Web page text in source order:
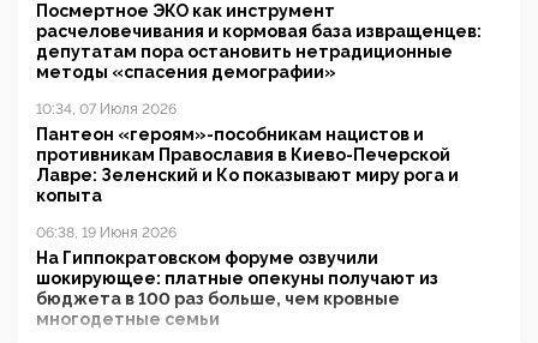
Посмертное ЭКО как инструмент
расчеловечивания и кормовая база извращенцев:
депутатам пора остановить нетрадиционные
методы «спасения демографии»
10:34, 07 Июля 2026
Пантеон «героям»-пособникам нацистов и
противникам Православия в Киево-Печерской
Лавре: Зеленский и Ко показывают миру рога и
копыта
06:38, 19 Июня 2026
На Гиппократовском форуме озвучили
шокирующее: платные опекуны получают из
бюджета в 100 раз больше, чем кровные
многодетные семьи